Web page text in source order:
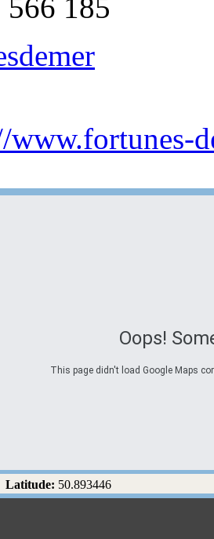
185
www.fortunes-
Oops!
This page didn't load Google Maps
Latitude: 50.893446